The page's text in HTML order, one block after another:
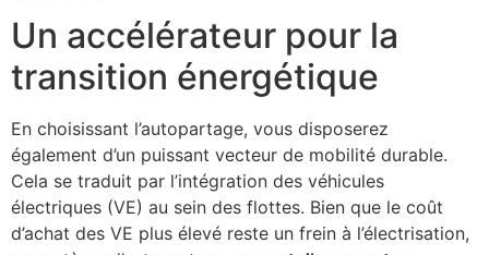
Un accélérateur pour la
transition énergétique
En choisissant l’autopartage, vous disposerez
également d’un puissant vecteur de mobilité durable.
Cela se traduit par l’intégration des véhicules
électriques (VE) au sein des flottes. Bien que le coût
d’achat des VE plus élevé reste un frein à l’électrisation,